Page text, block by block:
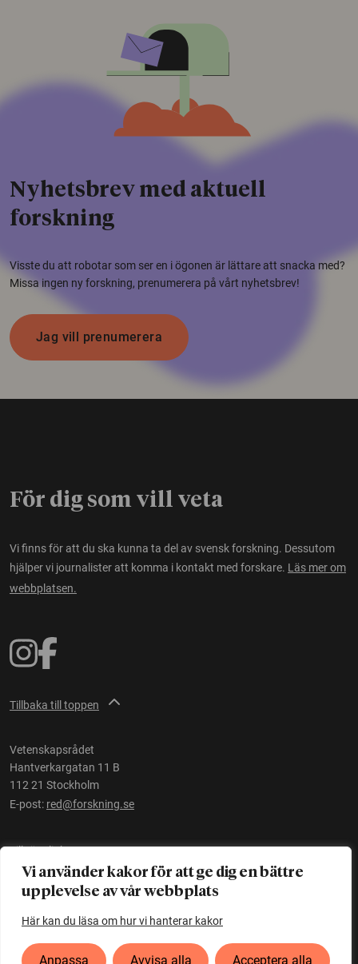
Vi använder kakor för att ge dig en bättre
upplevelse av vår webbplats
Här kan du läsa om hur vi hanterar kakor
Anpassa Avvisa alla Acceptera alla
Nyhetsbrev med aktuell
forskning
Visste du att robotar som ser en i ögonen är lättare att snacka med?
Missa ingen ny forskning, prenumerera på vårt nyhetsbrev!
Jag vill prenumerera
För dig som vill veta
Vi finns för att du ska kunna ta del av svensk forskning. Dessutom
hjälper vi journalister att komma i kontakt med forskare. Läs mer om
webbplatsen.
Tillbaka till toppen
Vetenskapsrådet
Hantverkargatan 11 B
112 21 Stockholm
E-post: red@forskning.se
Tillgänglighet
Ett initiativ avVetenskapsrådet